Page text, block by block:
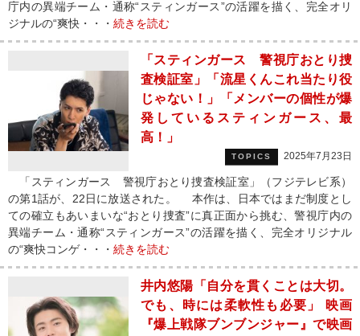
庁内の異端チーム・通称“スティンガース”の活躍を描く、完全オリ
ジナルの“爽快・・・ 続きを読む
「スティンガース 警視庁おとり捜
査検証室」「流星くんこれ当たり役
じゃない！」「メンバーの個性が爆
発しているスティンガース、最
高！」
TOPICS 2025年7月23日
「スティンガース 警視庁おとり捜査検証室」（フジテレビ系）
の第1話が、22日に放送された。 本作は、日本ではまだ制度とし
ての確立もあいまいな“おとり捜査”に真正面から挑む、警視庁内の
異端チーム・通称“スティンガース”の活躍を描く、完全オリジナル
の“爽快コンゲ・・・ 続きを読む
井内悠陽「自分を貫くことは大切。
でも、時には柔軟性も必要」 映画
『爆上戦隊ブンブンジャー』で映画